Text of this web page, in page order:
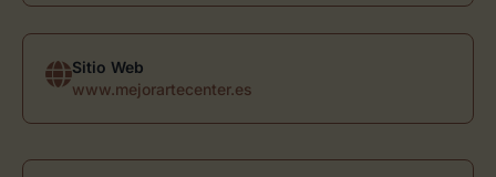
Sitio Web
www.mejorartecenter.es